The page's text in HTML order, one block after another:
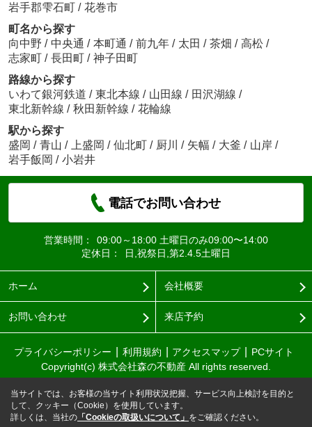
岩手郡雫石町 / 花巻市
町名から探す
向中野 / 中央通 / 本町通 / 前九年 / 太田 / 茶畑 / 高松 /
志家町 / 長田町 / 神子田町
路線から探す
いわて銀河鉄道 / 東北本線 / 山田線 / 田沢湖線 /
東北新幹線 / 秋田新幹線 / 花輪線
駅から探す
盛岡 / 青山 / 上盛岡 / 仙北町 / 厨川 / 矢幅 / 大釜 / 山岸 /
岩手飯岡 / 小岩井
電話でお問い合わせ
営業時間：
09:00～18:00 土曜日のみ09:00〜14:00
定休日：
日,祝祭日,第2.4.5土曜日
ホーム 会社概要
お問い合わせ 来店予約
プライバシーポリシー 利用規約 アクセスマップ
PCサイト
Copyright(c) 株式会社森の不動産 All rights reserved.
当サイトでは、お客様の当サイト利用状況把握、サービス向上検討を目的と
して、クッキー（Cookie）を使用しています。
詳しくは、当社の 「Cookieの取扱いについて」 をご確認ください。